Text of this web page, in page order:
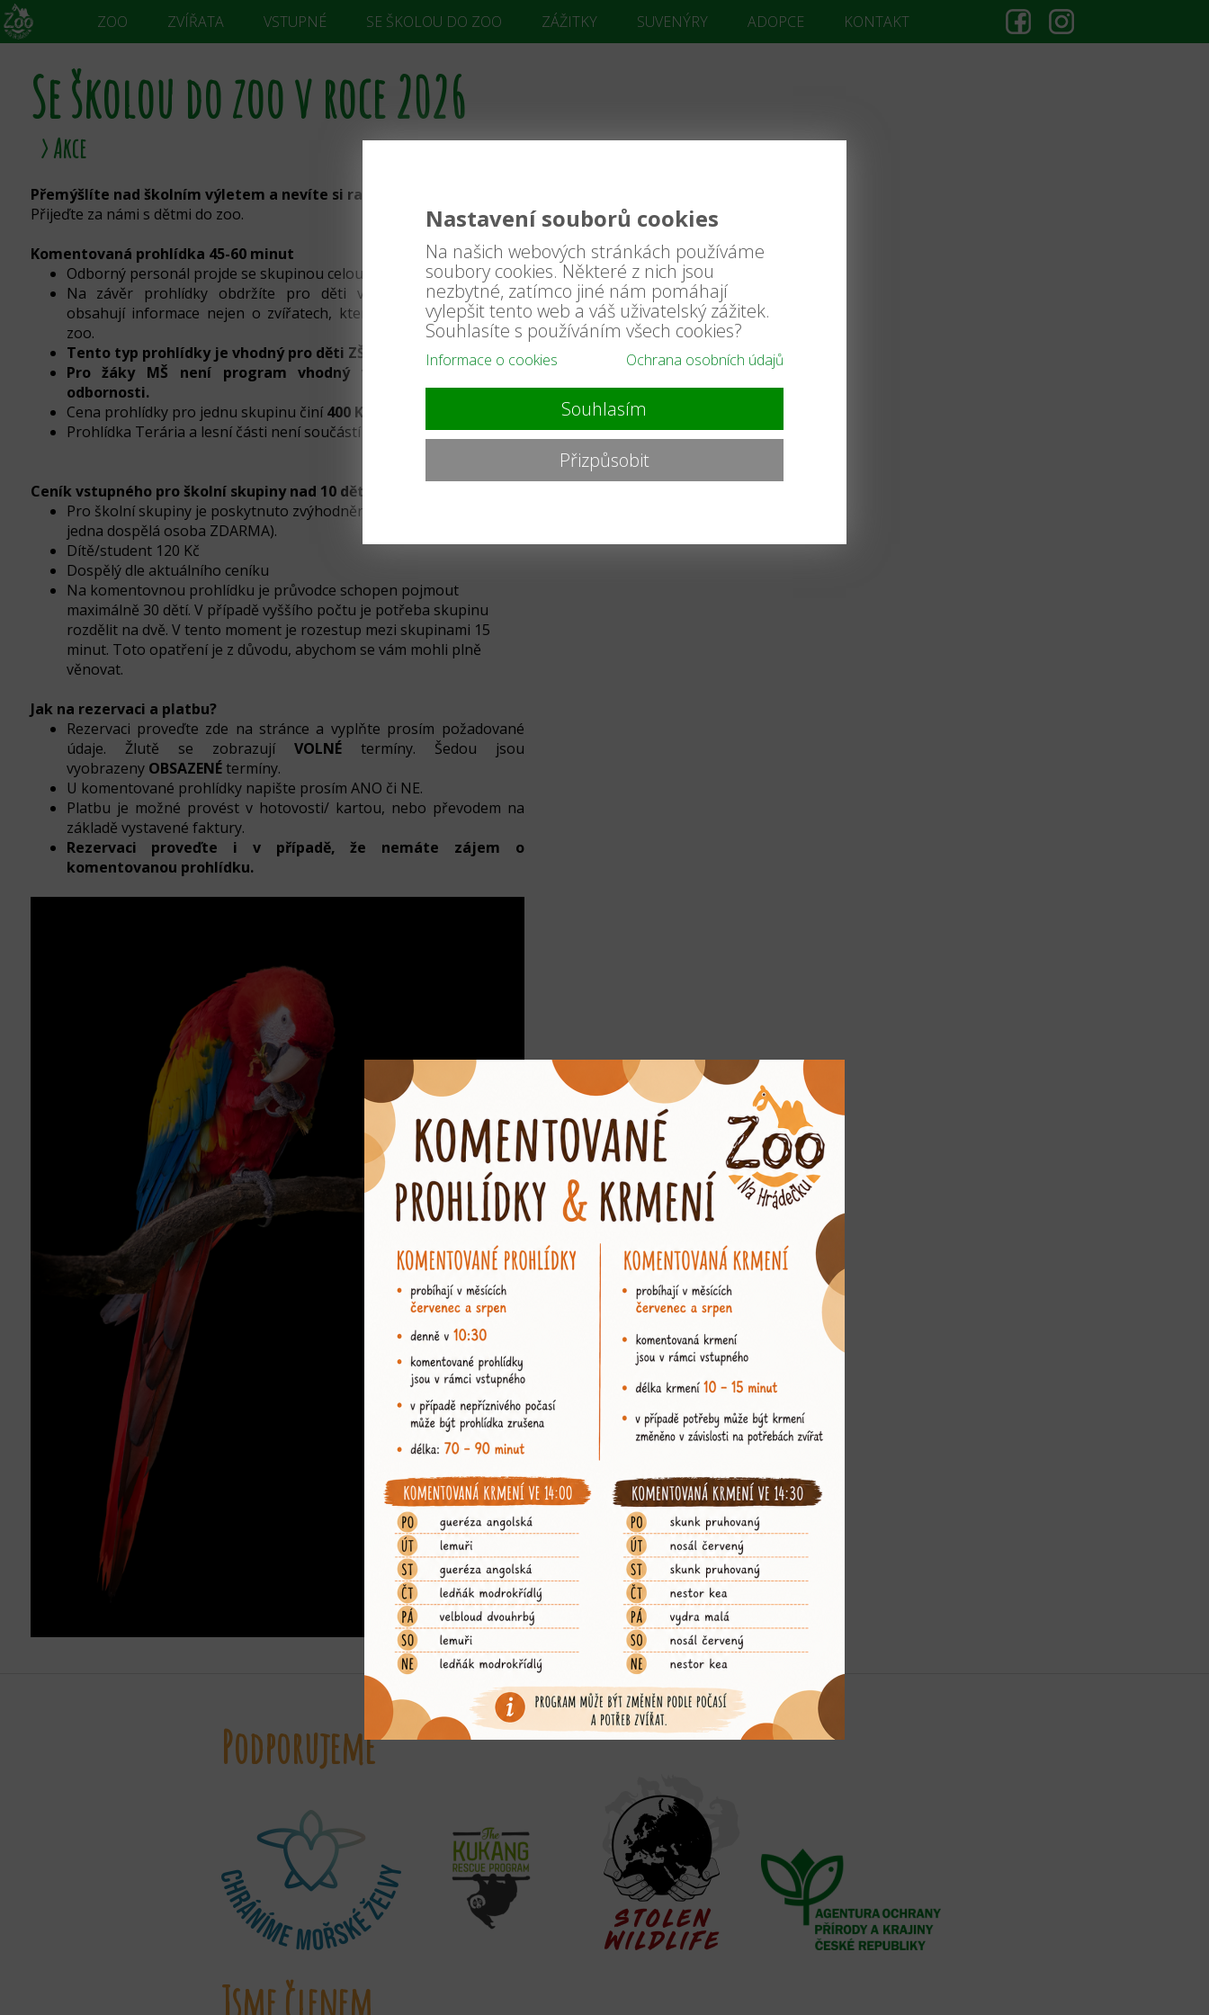
ZOO ZVÍŘATA VSTUPNÉ SE ŠKOLOU DO ZOO ZÁŽITKY SUVENÝRY ADOPCE KONTAKT
Se školou do zoo v roce 2026
›Akce
Přemýšlíte nad školním výletem a nevíte si rady?
Přijeďte za námi s dětmi do zoo.
Komentovaná prohlídka 45-60 minut
Odborný personál projde se skupinou celou zoo.
Na závěr prohlídky obdržíte pro děti vzdělávací sešity, které
obsahují informace nejen o zvířatech, která děti mohly poznat v
zoo.
Tento typ prohlídky je vhodný pro děti ZŠ a SŠ.
Pro žáky MŠ není program vhodný vzheldem k délce a
odbornosti.
Cena prohlídky pro jednu skupinu činí400 Kč
Prohlídka Terária a lesní části není součástí prohlídky.
Ceník vstupného pro školní skupiny nad 10 dětí
Pro školní skupiny je poskytnuto zvýhodnění (na každých 10 dětí
jedna dospělá osoba ZDARMA).
Dítě/student 120 Kč
Dospělý dle aktuálního ceníku
Na komentovnou prohlídku je průvodce schopen pojmout
maximálně 30 dětí. V případě vyššího počtu je potřeba skupinu
rozdělit na dvě. V tento moment je rozestup mezi skupinami 15
minut. Toto opatření je z důvodu, abychom se vám mohli plně
věnovat.
Jak na rezervaci a platbu?
Rezervaci proveďte zde na stránce a vyplňte prosím požadované
údaje. Žlutě se zobrazují VOLNÉtermíny. Šedou jsou
vyobrazeny OBSAZENÉtermíny.
U komentované prohlídky napište prosím ANO či NE.
Platbu je možné provést v hotovosti/ kartou, nebo převodem na
základě vystavené faktury.
Rezervaci proveďte i v případě, že nemáte zájem o
komentovanou prohlídku.
Podporujeme
Jsme členem
Nastavení souborů cookies
Na našich webových stránkách používáme
soubory cookies. Některé z nich jsou
nezbytné, zatímco jiné nám pomáhají
vylepšit tento web a váš uživatelský zážitek.
Souhlasíte s používáním všech cookies?
Informace o cookies Ochrana osobních údajů
Souhlasím
Přizpůsobit